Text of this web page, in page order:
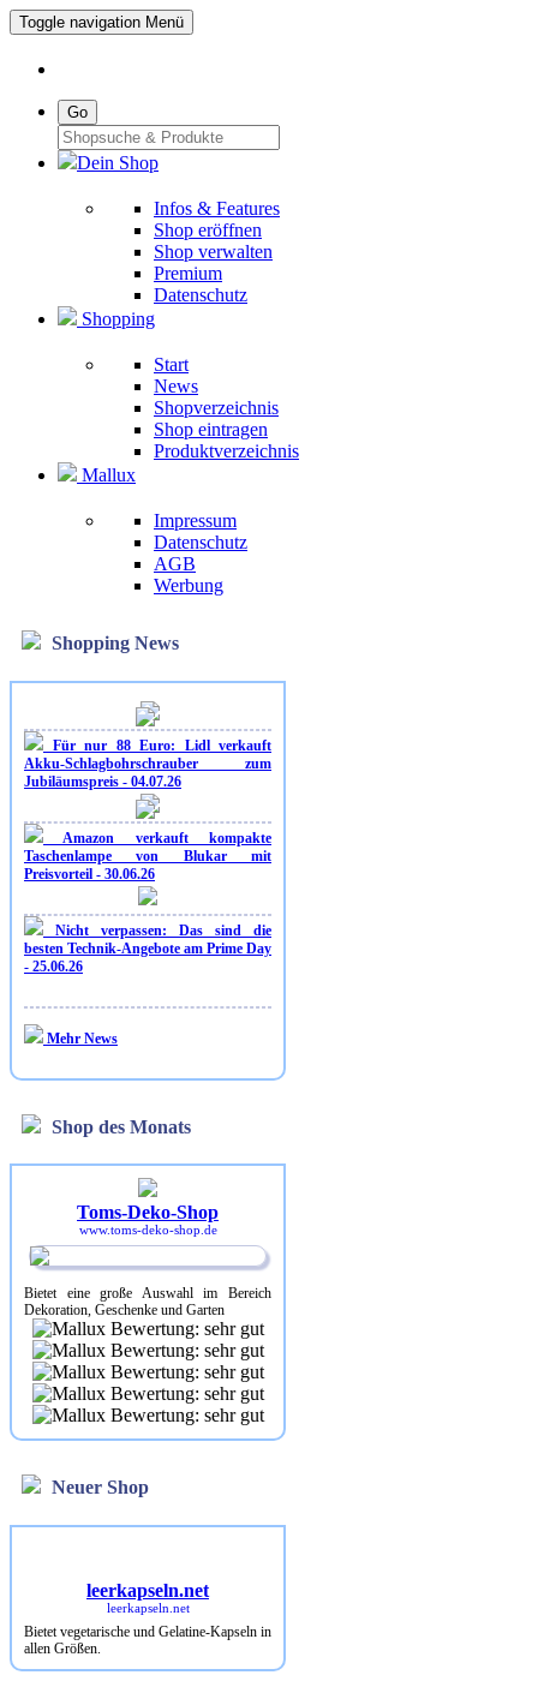
Toggle navigation Menü
Go
Dein Shop
Infos & Features
Shop eröffnen
Shop verwalten
Premium
Datenschutz
Shopping
Start
News
Shopverzeichnis
Shop eintragen
Produktverzeichnis
Mallux
Impressum
Datenschutz
AGB
Werbung
Shopping News
Für nur 88 Euro: Lidl verkauft
Akku-Schlagbohrschrauber zum
Jubiläumspreis - 04.07.26
Amazon verkauft kompakte
Taschenlampe von Blukar mit
Preisvorteil - 30.06.26
Nicht verpassen: Das sind die
besten Technik-Angebote am Prime Day
- 25.06.26
Mehr News
Shop des Monats
Toms-Deko-Shop
www.toms-deko-shop.de
Bietet eine große Auswahl im Bereich
Dekoration, Geschenke und Garten
Neuer Shop
leerkapseln.net
Bietet vegetarische und Gelatine-Kapseln in
allen Größen.